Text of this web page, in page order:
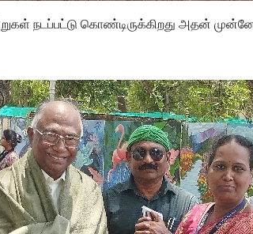
நடப்பட்டு கொண்டிருக்கிறது அதன்